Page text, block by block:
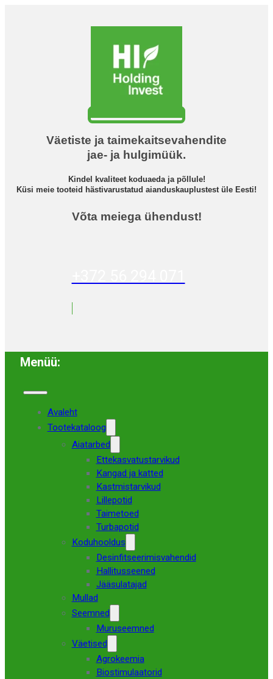
Väetiste ja taimekaitsevahendite
jae- ja hulgimüük.
Kindel kvaliteet koduaeda ja põllule!
Küsi meie tooteid hästivarustatud aianduskauplustest üle Eesti!
Võta meiega ühendust!
Menüü:
Avaleht
Tootekataloog
Aiatarbed
Ettekasvatustarvikud
Kangad ja katted
Kastmistarvikud
Lillepotid
Taimetoed
Turbapotid
Koduhooldus
Desinfitseerimisvahendid
Hallitusseened
Jääsulatajad
Mullad
Seemned
Muruseemned
Väetised
Agrokeemia
Biostimulaatorid